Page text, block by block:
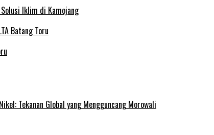
Iklim di Kamojang
Tekanan Global yang Mengguncang Morowali